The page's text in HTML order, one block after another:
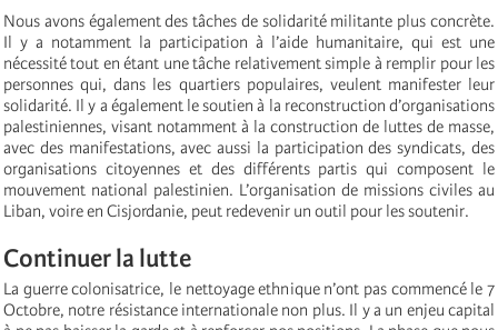
Nous avons également des tâches de solidarité militante plus concrète.
Il y a notamment la participation à l’aide humanitaire, qui est une
nécessité tout en étant une tâche relativement simple à remplir pour les
personnes qui, dans les quartiers populaires, veulent manifester leur
solidarité. Il y a également le soutien à la reconstruction d’organisations
palestiniennes, visant notamment à la construction de luttes de masse,
avec des manifestations, avec aussi la participation des syndicats, des
organisations citoyennes et des différents partis qui composent le
mouvement national palestinien. L’organisation de missions civiles au
Liban, voire en Cisjordanie, peut redevenir un outil pour les soutenir.
Continuer la lutte
La guerre colonisatrice, le nettoyage ethnique n’ont pas commencé le 7
Octobre, notre résistance internationale non plus. Il y a un enjeu capital